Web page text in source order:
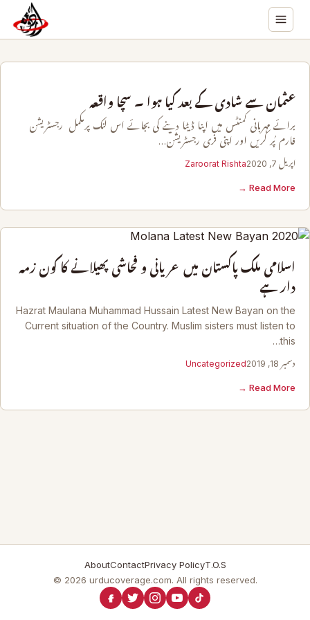
عثمان سے شادی کے بعد کیا ہوا ۔ سچا واقعہ
برائے مہربانی کمنٹس میں اپنا ڈیٹا دینے کی بجائے اس لنک پرمکمل رجسٹریشن
فارم پُر کریں اور اپنی فری رجسٹریشن…
اپریل 7, 2020 Zaroorat Rishta
Read More →
اسلامی ملک پاکستان میں عریانی و فحاشی پھیلانے کا کون زمہ
دار ہے
Hazrat Maulana Muhammad Hussain Latest New Bayan on the
Current situation of the Country. Muslim sisters must listen to
this…
دسمبر 18, 2019 Uncategorized
Read More →
AboutContactPrivacy PolicyT.O.S
© 2026 urducoverage.com. All rights reserved.